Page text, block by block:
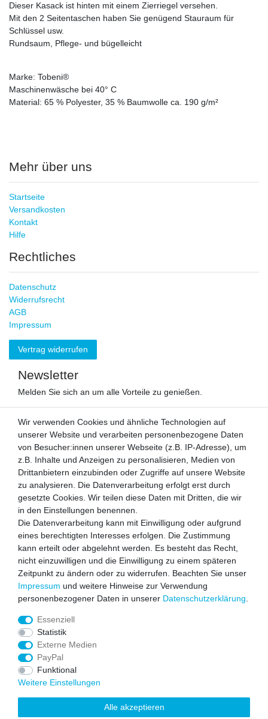
Dieser Kasack ist hinten mit einem Zierriegel versehen.
Mit den 2 Seitentaschen haben Sie genügend Stauraum für
Schlüssel usw.
Rundsaum, Pflege- und bügelleicht
Marke: Tobeni®
Maschinenwäsche bei 40° C
Material: 65 % Polyester, 35 % Baumwolle ca. 190 g/m²
Mehr über uns
Startseite
Versandkosten
Kontakt
Hilfe
Rechtliches
Datenschutz
Widerrufsrecht
AGB
Impressum
Vertrag widerrufen
Newsletter
Melden Sie sich an um alle Vorteile zu genießen.
E-MAIL **
Newsletter
Honig
Daten­schutz­erklärung
Meine Einwilligung kann ich jederzeit widerrufen.**
** Hierbei handelt es sich um ein Pflichtfeld.
Zahlen Sie bequem per
gesichert durch
© 2012 by Thomas Müller Groß- und Einzelhandel
by plentyMarkets
Wir verwenden Cookies und ähnliche Technologien auf
unserer Website und verarbeiten personenbezogene Daten
von Besucher:innen unserer Webseite (z.B. IP-Adresse), um
z.B. Inhalte und Anzeigen zu personalisieren, Medien von
Drittanbietern einzubinden oder Zugriffe auf unsere Website
zu analysieren. Die Datenverarbeitung erfolgt erst durch
gesetzte Cookies. Wir teilen diese Daten mit Dritten, die wir
in den Einstellungen benennen.
Die Datenverarbeitung kann mit Einwilligung oder aufgrund
eines berechtigten Interesses erfolgen. Die Zustimmung
kann erteilt oder abgelehnt werden. Es besteht das Recht,
nicht einzuwilligen und die Einwilligung zu einem späteren
Zeitpunkt zu ändern oder zu widerrufen. Beachten Sie unser
Impressum und weitere Hinweise zur Verwendung
personenbezogener Daten in unserer Daten­schutz­erklärung
Essenziell
Statistik
Externe Medien
PayPal
Funktional
Weitere Einstellungen
Alle akzeptieren